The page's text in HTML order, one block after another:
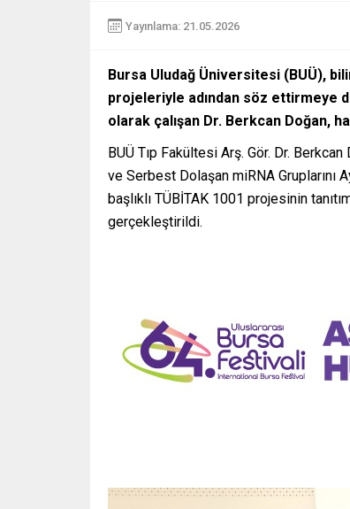
Yayınlama: 21.05.2026
Bursa Uludağ Üniversitesi (BUÜ),
projeleriyle adından söz ettirmeye
olarak çalışan Dr. Berkcan Doğan,
BUÜ Tıp Fakültesi Arş. Gör. Dr.
ve Serbest Dolaşan miRNA Gruplarını
başlıklı TÜBİTAK 1001 projesinin
gerçekleştirildi.